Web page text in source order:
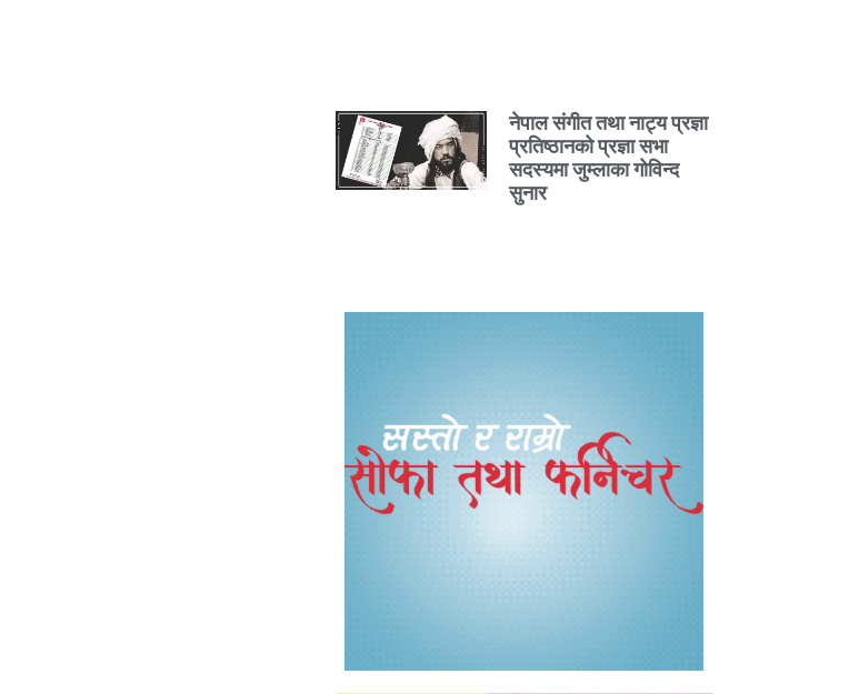
नेपाल संगीत तथा नाट्य प्रज्ञा
प्रतिष्ठानको प्रज्ञा सभा
सदस्यमा जुम्लाका गोविन्द
सुनार